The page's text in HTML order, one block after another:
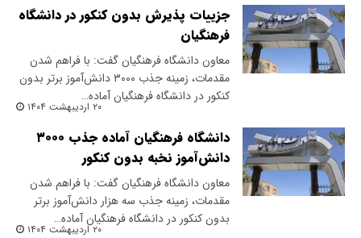
جزییات پذیرش بدون کنکور در دانشگاه
فرهنگیان
معاون دانشگاه فرهنگیان گفت: با فراهم شدن
مقدمات، زمینه جذب ۳۰۰۰ دانش‌آموز برتر بدون
کنکور در دانشگاه فرهنگیان آماده…
۲۰ اردیبهشت ۱۴۰۴
دانشگاه فرهنگیان آماده جذب ۳۰۰۰
دانش‌آموز نخبه بدون کنکور
معاون دانشگاه فرهنگیان گفت: با فراهم شدن
مقدمات، زمینه جذب سه هزار دانش‌آموز برتر
بدون کنکور در دانشگاه فرهنگیان آماده…
۲۰ اردیبهشت ۱۴۰۴